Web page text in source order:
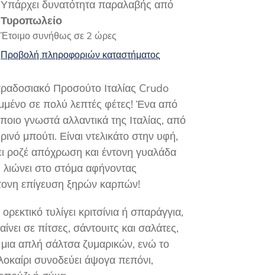
Υπάρχει δυνατότητα παραλαβής από
Τυροπωλείο
Έτοιμο συνήθως σε 2 ώρες
Προβολή πληροφοριών καταστήματος
Προσούτο Ιταλίας Crudo
σε πολύ λεπτές φέτες! Ένα από
γνωστά αλλαντικά της Ιταλίας, από
μπούτι. Είναι ντελικάτο στην υφή,
ροζέ απόχρωση και έντονη γυαλάδα
λιώνει στο στόμα αφήνοντας
επίγευση ξηρών καρπών!
τυλίγει κριτσίνια ή σπαράγγια,
σε πίτσες, σάντουιτς και σαλάτες,
απλή σάλτσα ζυμαρικών, ενώ το
συνοδεύει άψογα πεπόνι,